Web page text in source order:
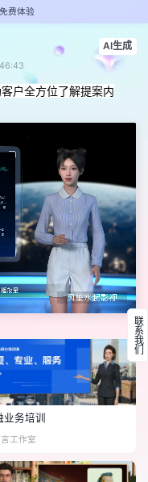
费体验
AI生成
户全方位了解提案内
业务培训
工作室
联系我们